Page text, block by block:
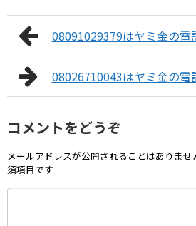
08091029379はヤミ金の電
08026710043はヤミ金の電
コメントをどうぞ
メールアドレスが公開されることはありませ
須項目です